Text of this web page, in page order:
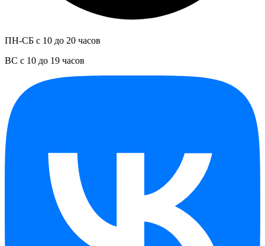
ПН-СБ с 10 до 20 часов
ВС с 10 до 19 часов